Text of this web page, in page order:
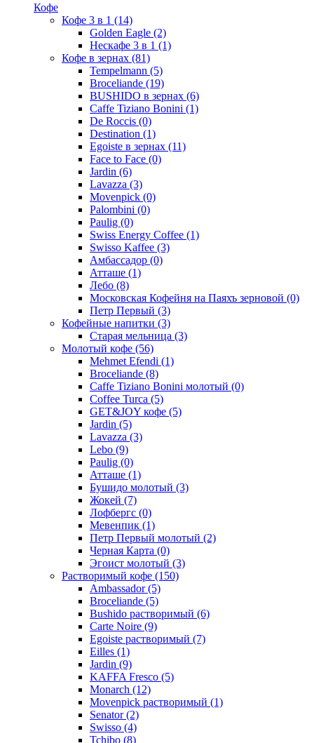
Кофе
Кофе 3 в 1 (14)
Golden Eagle (2)
Нескафе 3 в 1 (1)
Кофе в зернах (81)
Tempelmann (5)
Broceliande (19)
BUSHIDO в зернах (6)
Caffe Tiziano Bonini (1)
De Roccis (0)
Destination (1)
Egoiste в зернах (11)
Face to Face (0)
Jardin (6)
Lavazza (3)
Movenpick (0)
Palombini (0)
Paulig (0)
Swiss Energy Coffee (1)
Swisso Kaffee (3)
Амбассадор (0)
Атташе (1)
Лебо (8)
Московская Кофейня на Паяхъ зерновой (0)
Петр Первый (3)
Кофейные напитки (3)
Старая мельница (3)
Молотый кофе (56)
Mehmet Efendi (1)
Broceliande (8)
Caffe Tiziano Bonini молотый (0)
Coffee Turca (5)
GET&JOY кофе (5)
Jardin (5)
Lavazza (3)
Lebo (9)
Paulig (0)
Атташе (1)
Бушидо молотый (3)
Жокей (7)
Лофбергс (0)
Мевенпик (1)
Петр Первый молотый (2)
Черная Карта (0)
Эгоист молотый (3)
Растворимый кофе (150)
Ambassador(5)
Broceliande (5)
Bushido растворимый (6)
Carte Noire (9)
Egoiste растворимый (7)
Eilles (1)
Jardin (9)
KAFFA Fresco (5)
Monarch (12)
Movenpick растворимый (1)
Senator(2)
Swisso (4)
Tchibo (8)